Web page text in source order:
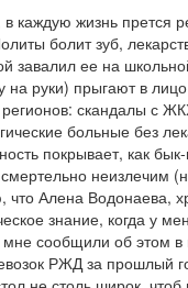
каждую жизнь прется
болит зуб,
ее на
на руки) прыгают в
скандалы с
больные без
покрывает, как
неизлечим
Алена Водонаева,
знание, когда у
сообщили об этом
РЖД за прошлый